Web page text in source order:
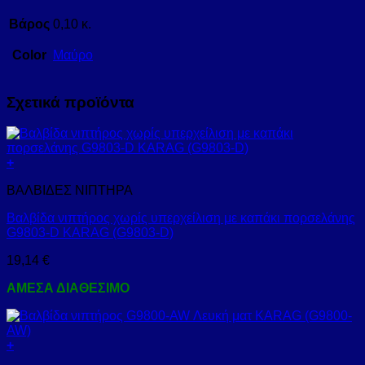
Βάρος 0,10 κ.
Color Μαύρο
Σχετικά προϊόντα
+
ΒΑΛΒΙΔΕΣ ΝΙΠΤΗΡΑ
Βαλβίδα νιπτήρος χωρίς υπερχείλιση με καπάκι πορσελάνης
G9803-D KARAG (G9803-D)
19,14 €
ΑΜΕΣΑ ΔΙΑΘΕΣΙΜΟ
+